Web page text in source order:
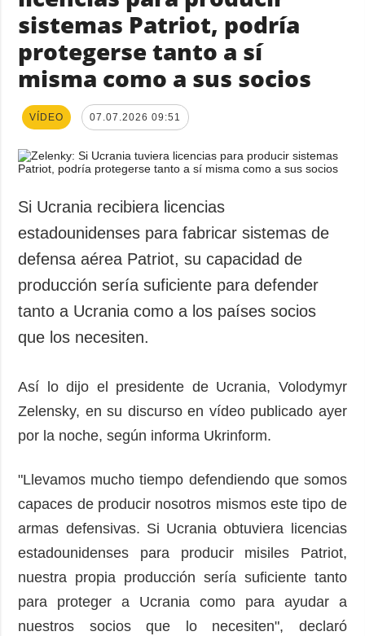
sistemas Patriot, podría
protegerse tanto a sí
misma como a sus socios
VÍDEO 07.07.2026 09:51
Si Ucrania recibiera licencias
estadounidenses para fabricar sistemas de
defensa aérea Patriot, su capacidad de
producción sería suficiente para defender
tanto a Ucrania como a los países socios
que los necesiten.
Así lo dijo el presidente de Ucrania, Volodymyr
Zelensky, en su discurso en vídeo publicado ayer
por la noche, según informa Ukrinform.
"Llevamos mucho tiempo defendiendo que somos
capaces de producir nosotros mismos este tipo de
armas defensivas. Si Ucrania obtuviera licencias
estadounidenses para producir misiles Patriot,
nuestra propia producción sería suficiente tanto
para proteger a Ucrania como para ayudar a
nuestros socios que lo necesiten", declaró